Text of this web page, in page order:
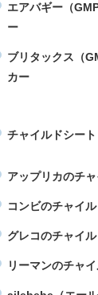
エアバギー（
ー
ブリタックス（
カー
チャイルドシート
アップリカのチ
コンビのチャイ
グレコのチャイ
リーマンのチャ